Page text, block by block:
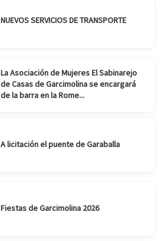
NUEVOS SERVICIOS DE TRANSPORTE
La Asociación de Mujeres El Sabinarejo
de Casas de Garcimolina se encargará
de la barra en la Rome...
A licitación el puente de Garaballa
Fiestas de Garcimolina 2026